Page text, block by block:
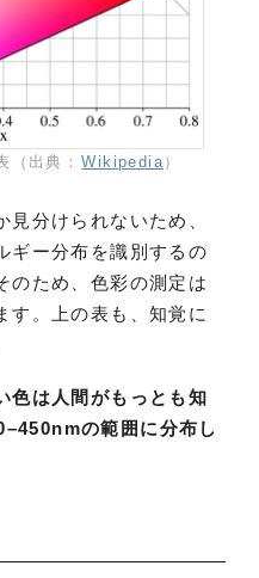
出典： Wikipedia）
見分けられないため、
ギー分布を識別するの
のため、色彩の測定は
す。上の表も、知覚に
色は人間がもっとも知
の範囲に分布し